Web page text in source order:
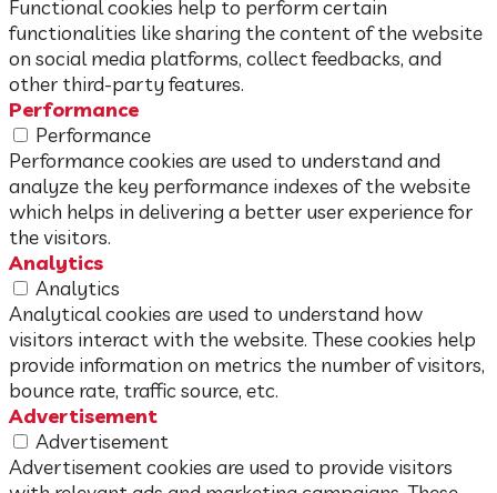
Functional cookies help to perform certain
functionalities like sharing the content of the website
on social media platforms, collect feedbacks, and
other third-party features.
Performance
Performance
Performance cookies are used to understand and
analyze the key performance indexes of the website
which helps in delivering a better user experience for
the visitors.
Analytics
Analytics
Analytical cookies are used to understand how
visitors interact with the website. These cookies help
provide information on metrics the number of visitors,
bounce rate, traffic source, etc.
Advertisement
Advertisement
Advertisement cookies are used to provide visitors